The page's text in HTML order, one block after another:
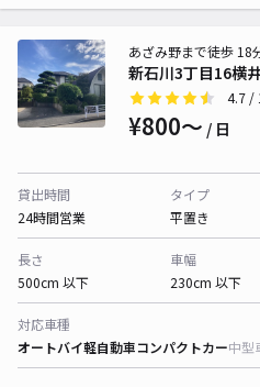
新石川3丁目16横
あざみ野まで徒歩 18
4.7 /
¥800〜 / 日
貸出時間
24時間営業
タイプ
平置き
長さ
500cm 以下
車幅
230cm 以下
対応車種
オートバイ軽自動車コンパクトカー中型